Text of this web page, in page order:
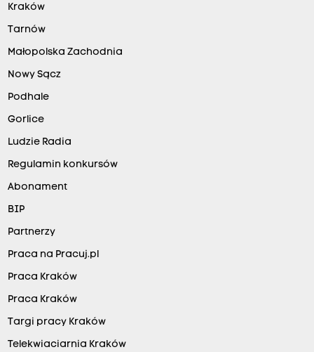
Kraków
Tarnów
Małopolska Zachodnia
Nowy Sącz
Podhale
Gorlice
Ludzie Radia
Regulamin konkursów
Abonament
BIP
Partnerzy
Praca na Pracuj.pl
Praca Kraków
Praca Kraków
Targi pracy Kraków
Telekwiaciarnia Kraków